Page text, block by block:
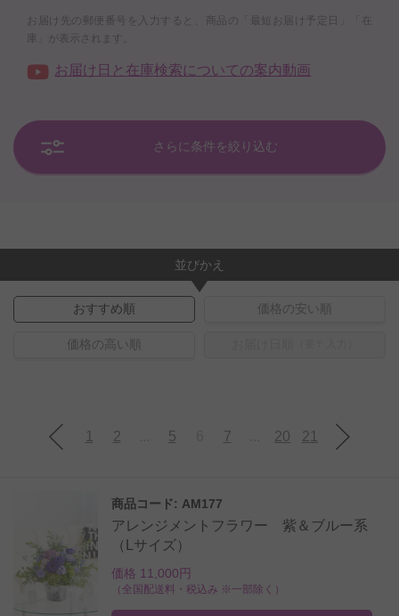
お届け先の郵便番号を入力すると、商品の「最短お届け予定日」「在
庫」が表示されます。
お届け日と在庫検索についての案内動画
さらに条件を絞り込む
並びかえ
おすすめ順 価格の安い順
価格の高い順
1 2 5 7 20 21
商品コード: AM177
アレンジメントフラワー 紫＆ブルー系
（Lサイズ）
価格 11,000円
（全国配送料・税込み ※一部除く）